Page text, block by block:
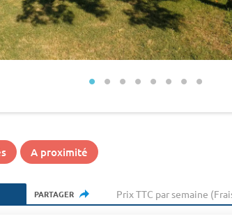
A proximité
PARTAGER Prix TTC par semaine